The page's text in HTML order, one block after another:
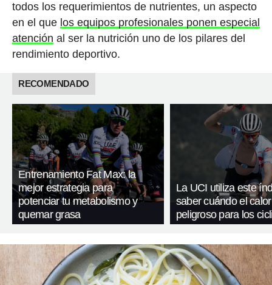
todos los requerimientos de nutrientes, un aspecto
en el que los equipos profesionales ponen especial
atención al ser la nutrición uno de los pilares del
rendimiento deportivo.
RECOMENDADO
Entrenamiento Fat Max: la
mejor estrategia para
potenciar tu metabolismo y
quemar grasa
La UCI utiliza este
saber cuándo el
peligroso para los